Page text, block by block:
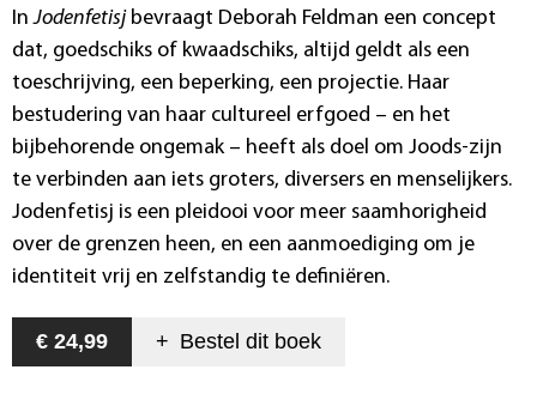
InJodenfetisjbevraagt Deborah Feldman een concept
dat, goedschiks of kwaadschiks, altijd geldt als een
toeschrijving, een beperking, een projectie. Haar
bestudering van haar cultureel erfgoed – en het
bijbehorende ongemak – heeft als doel om Joods-zijn
te verbinden aan iets groters, diversers en menselijkers.
Jodenfetisj is een pleidooi voor meer saamhorigheid
over de grenzen heen, en een aanmoediging om je
identiteit vrij en zelfstandig te definiëren.
€ 24,99 + Bestel dit boek